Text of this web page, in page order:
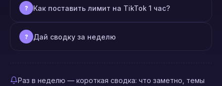
? Как поставить лимит на TikTok 1 час?
? Дай сводку за неделю
Раз в неделю — короткая сводка: что заметно, темы